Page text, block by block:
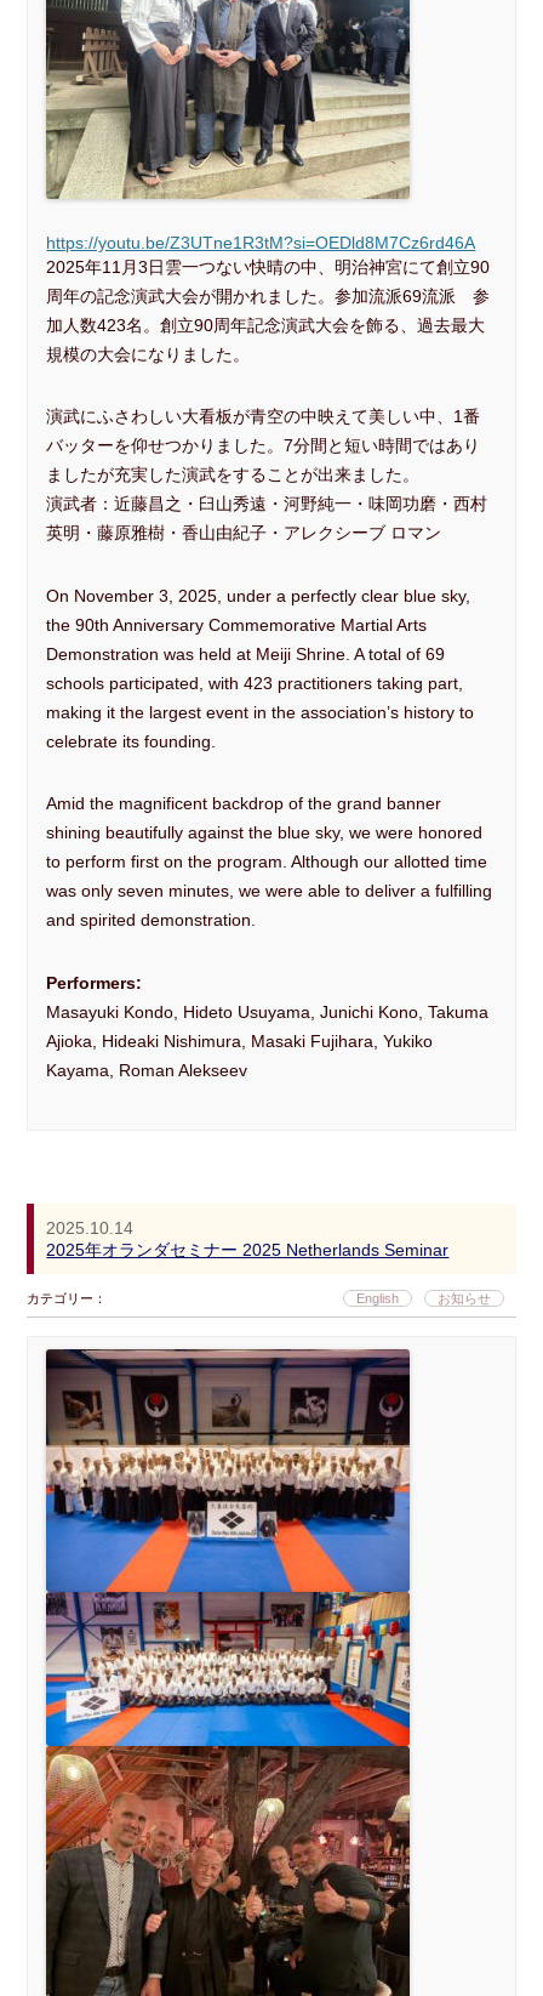
https://youtu.be/Z3UTne1R3tM?si=OEDld8M7Cz6rd46A
2025年11月3日雲一つない快晴の中、明治神宮にて創立90
周年の記念演武大会が開かれました。参加流派69流派 参
加人数423名。創立90周年記念演武大会を飾る、過去最大
規模の大会になりました。
演武にふさわしい大看板が青空の中映えて美しい中、1番
バッターを仰せつかりました。7分間と短い時間ではあり
ましたが充実した演武をすることが出来ました。
演武者：近藤昌之・臼山秀遠・河野純一・味岡功磨・西村
英明・藤原雅樹・香山由紀子・アレクシーブ ロマン
On November 3, 2025, under a perfectly clear blue sky,
the 90th Anniversary Commemorative Martial Arts
Demonstration was held at Meiji Shrine. A total of 69
schools participated, with 423 practitioners taking part,
making it the largest event in the association’s history to
celebrate its founding.
Amid the magnificent backdrop of the grand banner
shining beautifully against the blue sky, we were honored
to perform first on the program. Although our allotted time
was only seven minutes, we were able to deliver a fulfilling
and spirited demonstration.
Performers:
Masayuki Kondo, Hideto Usuyama, Junichi Kono, Takuma
Ajioka, Hideaki Nishimura, Masaki Fujihara, Yukiko
Kayama, Roman Alekseev
2025.10.14
2025年オランダセミナー 2025 Netherlands Seminar
カテゴリー： English お知らせ